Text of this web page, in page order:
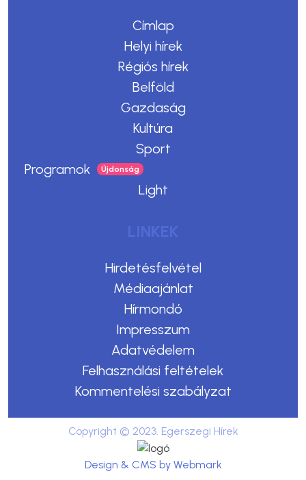
Címlap
Helyi hírek
Régiós hírek
Belföld
Gazdaság
Kultúra
Sport
Programok
Light
LINKEK
Hirdetésfelvétel
Médiaajánlat
Hírmondó
Impresszum
Adatvédelem
Felhasználási feltételek
Kommentelési szabályzat
Copyright © 2023. Egerszegi Hírek
Design & CMS by Webmark